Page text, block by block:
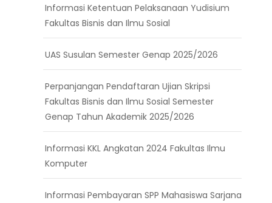
Informasi Ketentuan Pelaksanaan Yudisium
Fakultas Bisnis dan Ilmu Sosial
UAS Susulan Semester Genap 2025/2026
Perpanjangan Pendaftaran Ujian Skripsi
Fakultas Bisnis dan Ilmu Sosial Semester
Genap Tahun Akademik 2025/2026
Informasi KKL Angkatan 2024 Fakultas Ilmu
Komputer
Informasi Pembayaran SPP Mahasiswa Sarjana